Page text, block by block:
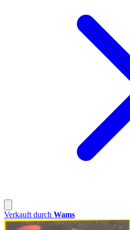
Verkauft durch Wams